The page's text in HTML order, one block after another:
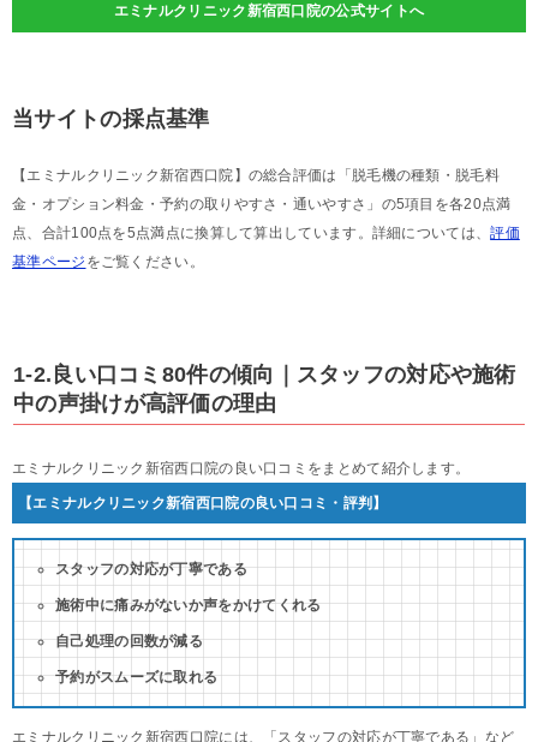
エミナルクリニック新宿西口院の公式サイトへ
当サイトの採点基準
【エミナルクリニック新宿西口院】の総合評価は「脱毛機の種類・脱毛料
金・オプション料金・予約の取りやすさ・通いやすさ」の5項目を各20点満
点、合計100点を5点満点に換算して算出しています。詳細については、評価
基準ページ をご覧ください。
1-2.良い口コミ80件の傾向｜スタッフの対応や施術
中の声掛けが高評価の理由
エミナルクリニック新宿西口院の良い口コミをまとめて紹介します。
【エミナルクリニック新宿西口院の良い口コミ・評判】
スタッフの対応が丁寧である
施術中に痛みがないか声をかけてくれる
自己処理の回数が減る
予約がスムーズに取れる
エミナルクリニック新宿西口院には、「スタッフの対応が丁寧である」など